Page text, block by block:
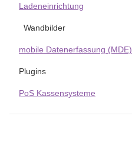
Ladeneinrichtung
Wandbilder
mobile Datenerfassung (MDE)
Plugins
PoS Kassensysteme